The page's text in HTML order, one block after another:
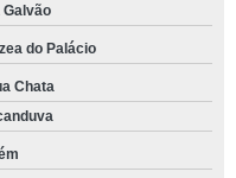
Galvão
do Palácio
Chata